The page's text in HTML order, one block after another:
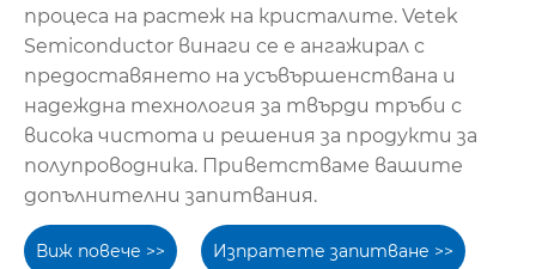
процеса на растеж на кристалите. Vetek
Semiconductor винаги се е ангажирал с
предоставянето на усъвършенствана и
надеждна технология за твърди тръби с
висока чистота и решения за продукти за
полупроводника. Приветстваме вашите
допълнителни запитвания.
Виж повече >> Изпратете запитване >>